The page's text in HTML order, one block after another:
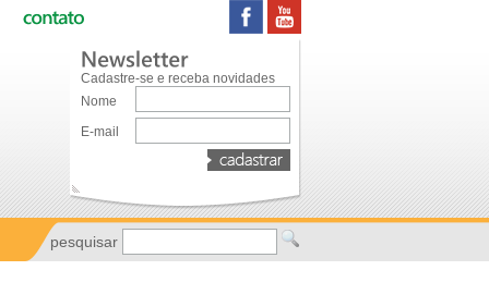
Cadastre-se e receba novidades
Nome
E-mail
pesquisar